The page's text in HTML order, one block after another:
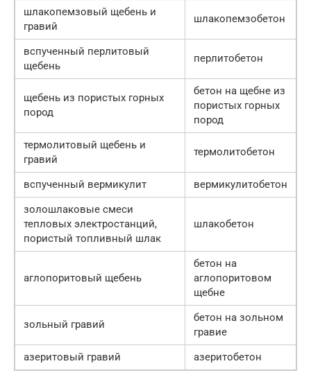
шлакопемзовый щебень и
гравий
шлакопемзобетон
вспученный перлитовый
щебень
перлитобетон
щебень из пористых горных
пород
бетон на щебне из
пористых горных
пород
термолитовый щебень и
гравий
термолитобетон
вспученный вермикулит
вермикулитобетон
золошлаковые смеси
тепловых электростанций,
пористый топливный шлак
шлакобетон
аглопоритовый щебень
бетон на
аглопоритовом
щебне
зольный гравий
бетон на зольном
гравие
азеритовый гравий
азеритобетон